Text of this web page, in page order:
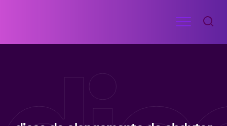
conteúdo
RECEITAS
ACADEMIA
Menu